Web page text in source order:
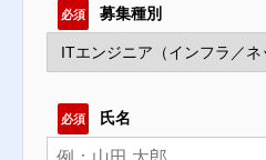
必須 募集種別
必須 氏名